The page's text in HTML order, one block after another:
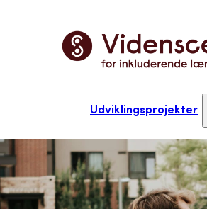
Udviklingsprojekter